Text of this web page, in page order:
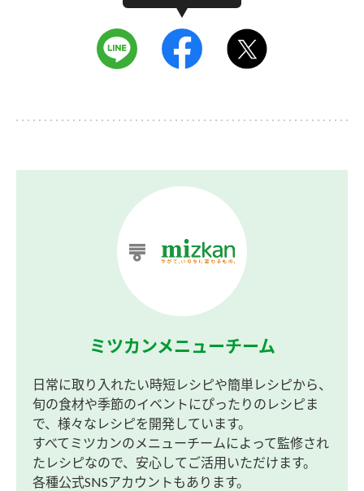
ミツカンメニューチーム
日常に取り入れたい時短レシピや簡単レシピから、
旬の食材や季節のイベントにぴったりのレシピま
で、様々なレシピを開発しています。
すべてミツカンのメニューチームによって監修され
たレシピなので、安心してご活用いただけます。
各種公式SNSアカウントもあります。